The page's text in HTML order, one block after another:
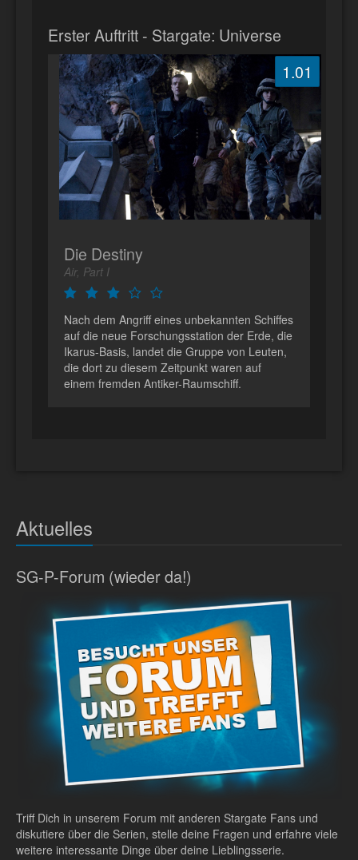
Erster Auftritt - Stargate: Universe
1.01
Die Destiny
Air, Part I
Nach dem Angriff eines unbekannten Schiffes
auf die neue Forschungsstation der Erde, die
Ikarus-Basis, landet die Gruppe von Leuten,
die dort zu diesem Zeitpunkt waren auf
einem fremden Antiker-Raumschiff.
Aktuelles
SG-P-Forum (wieder da!)
Triff Dich in unserem Forum mit anderen Stargate Fans und
diskutiere über die Serien, stelle deine Fragen und erfahre viele
weitere interessante Dinge über deine Lieblingsserie.